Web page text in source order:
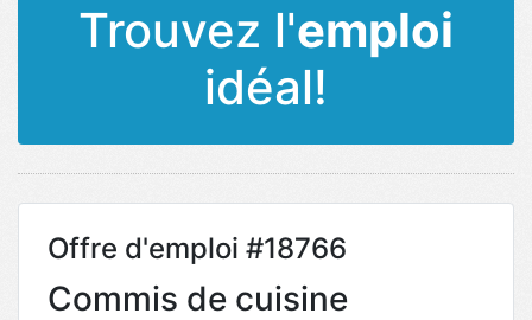
Trouvez l'emploi
idéal!
Offre d'emploi #18766
Commis de cuisine